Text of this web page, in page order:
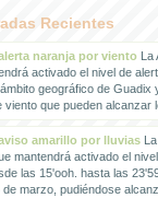
Recientes
naranja por vientoLa
activado el nivel de
geográfico de Guadix
que pueden alcanzar
amarillo por lluviasLa
mantendrá activado el
las 15'ooh. hasta las
de marzo, pudiéndose